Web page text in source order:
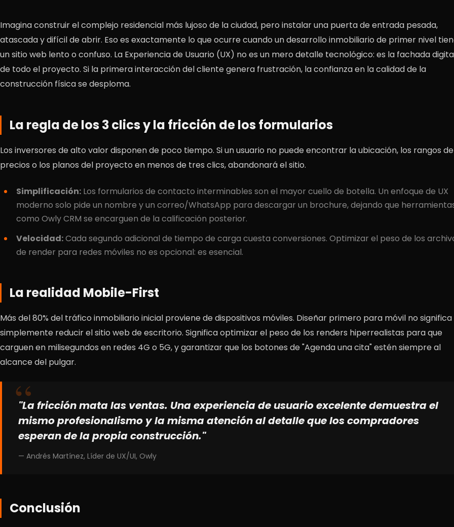
Imagina construir el complejo residencial más lujoso de la ciudad, pero instalar una puerta de entrada pesada,
atascada y difícil de abrir. Eso es exactamente lo que ocurre cuando un desarrollo inmobiliario de primer nivel
un sitio web lento o confuso. La Experiencia de Usuario (UX) no es un mero detalle tecnológico: es la fachada
de todo el proyecto. Si la primera interacción del cliente genera frustración, la confianza en la calidad de la
construcción física se desploma.
La regla de los 3 clics y la fricción de los formularios
Los inversores de alto valor disponen de poco tiempo. Si un usuario no puede encontrar la ubicación, los rangos de
precios o los planos del proyecto en menos de tres clics, abandonará el sitio.
Simplificación: Los formularios de contacto interminables son el mayor cuello de botella. Un enfoque de UX
moderno solo pide un nombre y un correo/WhatsApp para descargar un brochure, dejando que
como Owly CRM se encarguen de la calificación posterior.
Velocidad:Cada segundo adicional de tiempo de carga cuesta conversiones. Optimizar el peso de los
de render para redes móviles no es opcional: es esencial.
La realidad Mobile-First
Más del 80% del tráfico inmobiliario inicial proviene de dispositivos móviles. Diseñar primero para móvil no significa
simplemente reducir el sitio web de escritorio. Significa optimizar el peso de los renders hiperrealistas para que
carguen en milisegundos en redes 4G o 5G, y garantizar que los botones de "Agenda una cita" estén siempre al
alcance del pulgar.
"La fricción mata las ventas. Una experiencia de usuario excelente demuestra el
mismo profesionalismo y la misma atención al detalle que los compradores
esperan de la propia construcción."
— Andrés Martínez, Líder de UX/UI, Owly
Conclusión